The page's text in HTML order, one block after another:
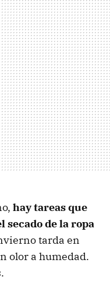
hay tareas que
secado de la ropa
tarda en
olor a humedad.